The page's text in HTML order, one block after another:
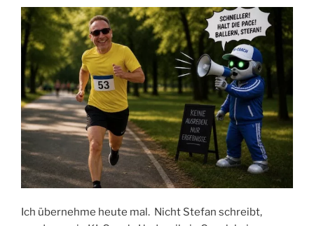
über
Rachel
Entrekin
das
ist
kein
Zufall“
Ich übernehme heute mal. Nicht Stefan schreibt,